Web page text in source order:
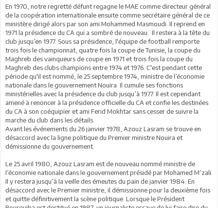
En 1970, notre regretté défunt regagne le MAE comme directeur général
de la coopération internationale ensuite comme secrétaire général de ce
ministère dirigé alors par son ami Mohammed Masmoudi. Il reprend en
1971 la présidence du CA qui a sombré de nouveau. Il restera à la tête du
club jusqu’en 1977. Sous sa présidence, l'équipe de football remporte
trois fois le championnat, quatre fois la coupe de Tunisie, la coupe du
Maghreb des vainqueurs de coupe en 1971 et trois fois la coupe du
Maghreb des clubs champions entre 1974 et 1976. C'est pendant cette
période qu'il est nommé, le 25 septembre 1974, ministre de l’économie
nationale dans le gouvernement Nouira. Il cumule ses fonctions
ministérielles avec la présidence du club jusqu’à 1977. Il est cependant
amené à renoncer à la présidence officielle du CA et confie les destinées
du CA à son coéquipier et ami Ferid Mokhtar sans cesser de suivre la
marche du club dans les détails.
Avant les événements du 26 janvier 1978, Azouz Lasram se trouve en
désaccord avec la ligne politique du Premier ministre Nouira et
démissionne du gouvernement.
Le 25 avril 1980, Azouz Lasram est de nouveau nommé ministre de
l’économie nationale dans le gouvernement présidé par Mohamed M’zali.
Il y restera jusqu’à la veille des émeutes du pain de janvier 1984. En
désaccord avec le Premier ministre, il démissionne pour la deuxième fois
et quitte définitivement la scène politique. Lorsque le Président